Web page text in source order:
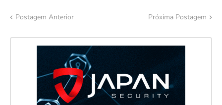
Postagem Anterior Próxima Postagem